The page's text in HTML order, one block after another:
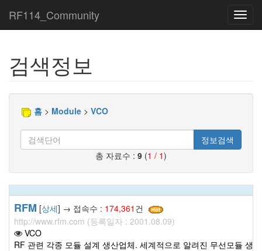
RF114_Community
검색정보
홈 > Module > VCO
정보검색
총 자료수 : 9 (1 / 1)
RFM [상세] → 접속수 : 174,361 건
http://www.rfm.com (등록일자 : 2001.08.09)
VCO
RF 관련 각종 모듈 설계 생산업체. 세계적으로 알려진 무선모듈 생